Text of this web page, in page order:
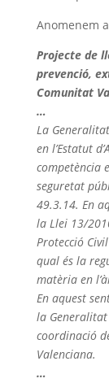
Anomenem
Projecte de
prevenció,
Comunitat
…
La
en l’Estatut
competència
seguretat
49.3.14. En
la Llei 13/
Protecció
qual és la
matèria en
En aquest
la Generalitat
coordinació
Valenciana.
…